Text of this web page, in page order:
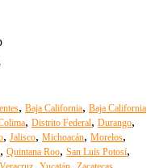
, Baja California, Baja California
, Distrito Federal, Durango,
, Jalisco, Michoacán, Morelos,
, Quintana Roo, San Luis Potosí,
, ,